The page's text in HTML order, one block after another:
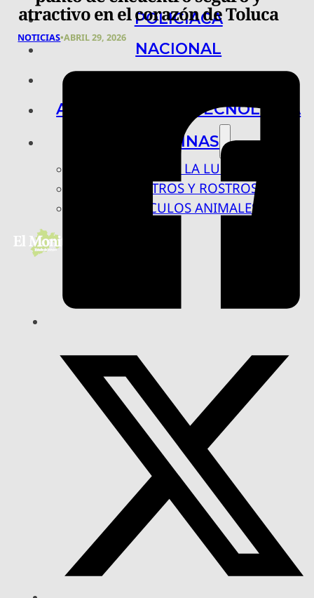
POLICIACA
NACIONAL
ARTE, CIENCIA Y TECNOLOGÍA
COLUMNAS
BAJO LA LUPA
RASTROS Y ROSTROS
VÍNCULOS ANIMALES
atractivo en el corazón de Toluca
NOTICIAS•ABRIL 29, 2026